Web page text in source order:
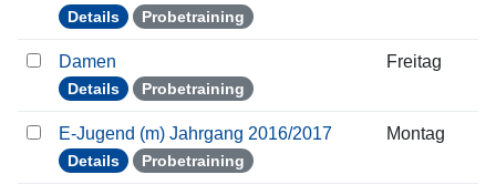
Details Probetraining
Damen
Details Probetraining
Freitag
E-Jugend (m) Jahrgang 2016/2017
Details Probetraining
Montag